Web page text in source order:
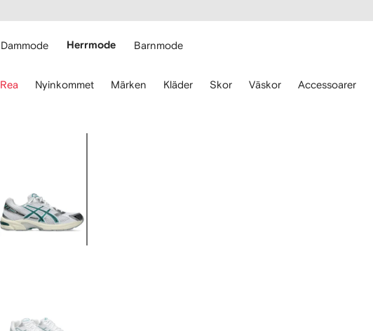
Dammode Herrmode Barnmode
Rea Nyinkommet Märken Kläder Skor Väskor Accessoarer